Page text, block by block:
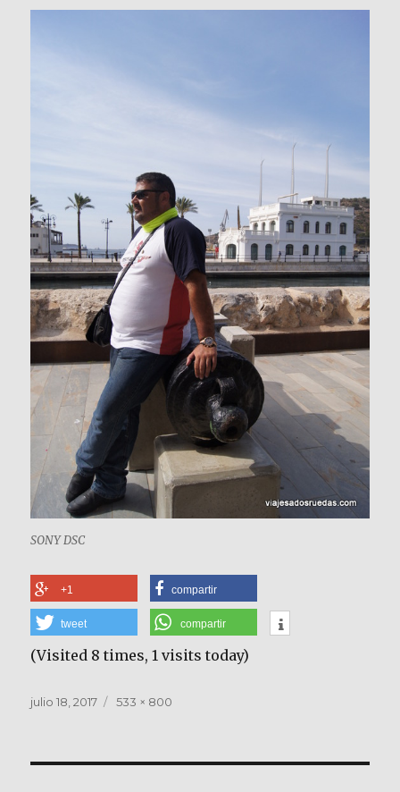
SONY DSC
+1 compartir
tweet compartir
(Visited 8 times, 1 visits today)
Publicado
julio 18, 2017
Tamaño
533 × 800